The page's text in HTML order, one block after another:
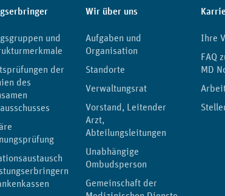
und
der
des
Wir über uns
Aufgaben und
Organisation
Standorte
Verwaltungsrat
Vorstand, Leitender
Arzt,
Abteilungsleitungen
Unabhängige
Ombudsperson
Gemeinschaft der
Ihre
FAQ
MD